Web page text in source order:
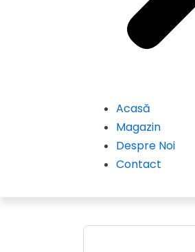
Acasă
Magazin
Despre Noi
Contact